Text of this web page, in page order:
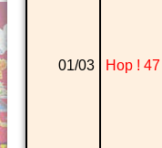
01/03 Hop ! 47